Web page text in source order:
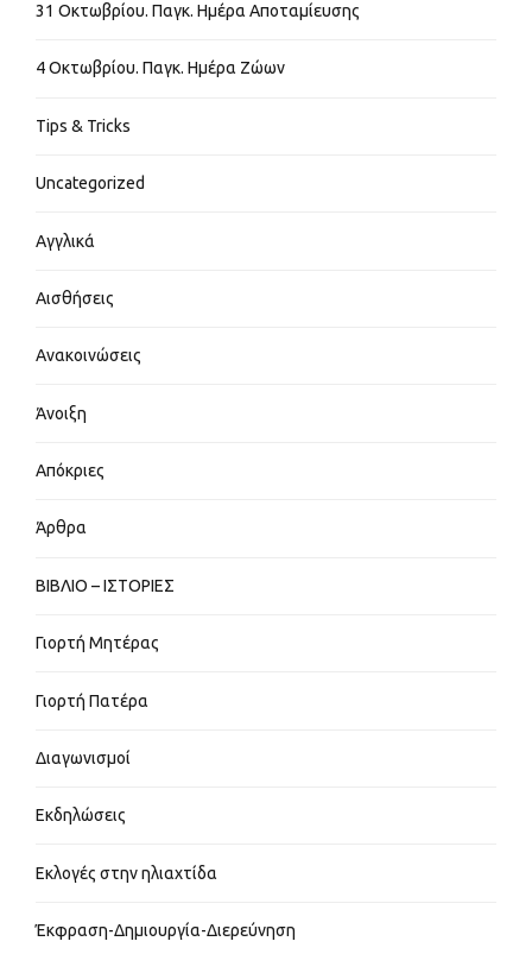
31 Οκτωβρίου. Παγκ. Ημέρα Αποταμίευσης
4 Οκτωβρίου. Παγκ. Ημέρα Ζώων
Tips & Tricks
Uncategorized
Αγγλικά
Αισθήσεις
Ανακοινώσεις
Άνοιξη
Απόκριες
Άρθρα
ΒΙΒΛΙΟ – ΙΣΤΟΡΙΕΣ
Γιορτή Μητέρας
Γιορτή Πατέρα
Διαγωνισμοί
Εκδηλώσεις
Εκλογές στην ηλιαχτίδα
Έκφραση-Δημιουργία-Διερεύνηση